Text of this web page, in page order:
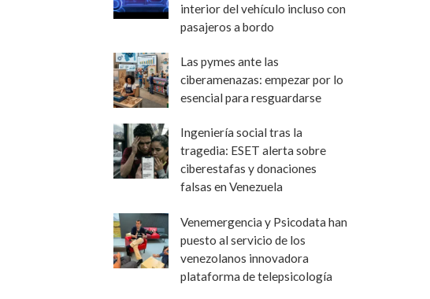
interior del vehículo incluso con
pasajeros a bordo
Las pymes ante las
ciberamenazas: empezar por lo
esencial para resguardarse
Ingeniería social tras la
tragedia: ESET alerta sobre
ciberestafas y donaciones
falsas en Venezuela
Venemergencia y Psicodata han
puesto al servicio de los
venezolanos innovadora
plataforma de telepsicología